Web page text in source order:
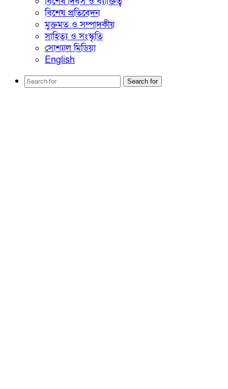
বিশেষ প্রতিবেদন
মুক্তমত ও সম্পাদকীয়
সাহিত্য ও সংস্কৃতি
সোশ্যাল মিডিয়া
English
Search for